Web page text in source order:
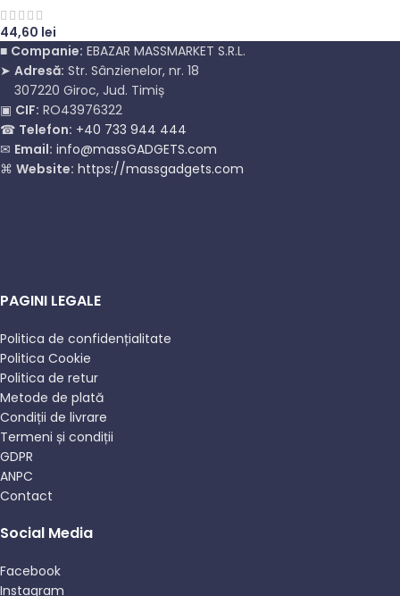
44,60 lei
■ Companie: EBAZAR MASSMARKET S.R.L.
➤ Adresă: Str. Sânzienelor, nr. 18
307220 Giroc, Jud. Timiș
▣ CIF: RO43976322
☎ Telefon: +40 733 944 444
✉ Email: info@massGADGETS.com
⌘ Website: https://massgadgets.com
PAGINI LEGALE
Politica de confidențialitate
Politica Cookie
Politica de retur
Metode de plată
Condiții de livrare
Termeni și condiții
GDPR
ANPC
Contact
Social Media
Facebook
Instagram